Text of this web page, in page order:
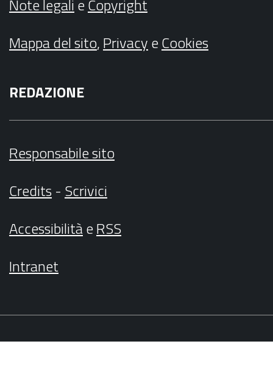
Note legalieCopyright
Mappa del sito,PrivacyeCookies
REDAZIONE
Responsabile sito
Credits- Scrivici
AccessibilitàeRSS
Intranet